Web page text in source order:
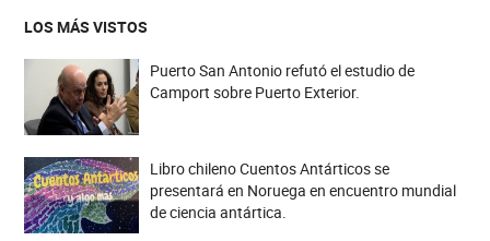
LOS MÁS VISTOS
Puerto San Antonio refutó el estudio de
Camport sobre Puerto Exterior.
Libro chileno Cuentos Antárticos se
presentará en Noruega en encuentro mundial
de ciencia antártica.